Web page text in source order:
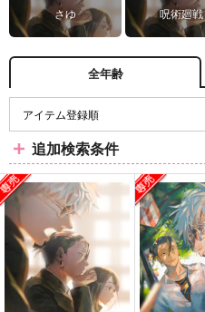
さゆ 呪術廻戦
全年齢
追加検索条件